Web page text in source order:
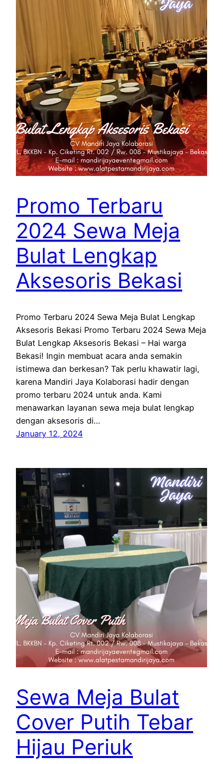
Promo Terbaru
2024 Sewa Meja
Bulat Lengkap
Aksesoris Bekasi
Promo Terbaru 2024 Sewa Meja Bulat Lengkap
Aksesoris Bekasi Promo Terbaru 2024 Sewa Meja
Bulat Lengkap Aksesoris Bekasi – Hai warga
Bekasi! Ingin membuat acara anda semakin
istimewa dan berkesan? Tak perlu khawatir lagi,
karena Mandiri Jaya Kolaborasi hadir dengan
promo terbaru 2024 untuk anda. Kami
menawarkan layanan sewa meja bulat lengkap
dengan aksesoris di…
January 12, 2024
Sewa Meja Bulat
Cover Putih Tebar
Hijau Periuk